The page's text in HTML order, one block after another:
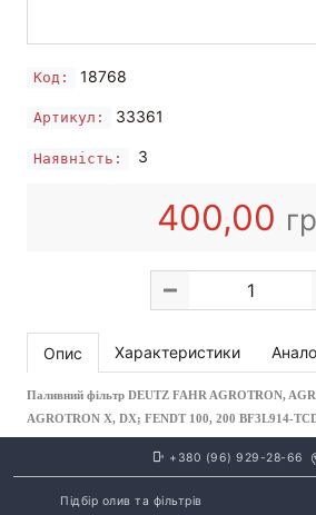
Код: 18768
Артикул: 33361
Наявність: 3
400,00
Опис Характеристики
Паливний фільтр DEUTZ FAHR AGROTRON,
AGROTRON X, DX; FENDT 100, 200 BF3L914-
+380 (96) 929-28-66
Підбір олив та фільтрів